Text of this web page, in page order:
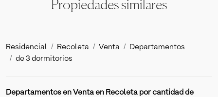
Propiedades similares
Residencial Recoleta Venta
Departamentos
de 3 dormitorios
Departamentos en Venta en Recoleta por cantidad de